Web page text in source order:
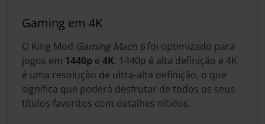
Gaming em 4K
O King Mod Gaming Mach 6foi optimizado para
jogos em 1440p e 4K. 1440p é alta definição e 4K
é uma resolução de ultra-alta definição, o que
significa que poderá desfrutar de todos os seus
títulos favoritos com detalhes nítidos.